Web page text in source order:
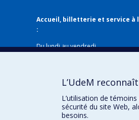
Accueil, billetterie et service à
:
Du lundi au vendredi
514 343-6427
musique@umontreal.ca
L’UdeM
L’utilisation de
sécurité du site Web,
besoins.